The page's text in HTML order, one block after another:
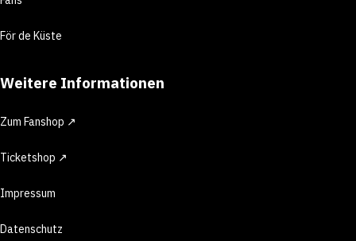
För de Küste
Weitere Informationen
Zum Fanshop ↗
Ticketshop ↗
Impressum
Datenschutz